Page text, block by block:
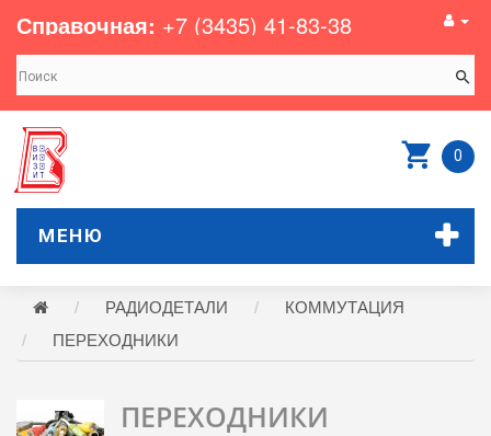
Справочная: +7 (3435) 41-83-38
0
МЕНЮ
РАДИОДЕТАЛИ
КОММУТАЦИЯ
ПЕРЕХОДНИКИ
ПЕРЕХОДНИКИ